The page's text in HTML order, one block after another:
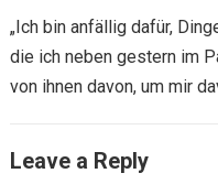
„Ich bin anfällig dafür,
die ich neben gestern im
von ihnen davon, um mir
Leave a Reply